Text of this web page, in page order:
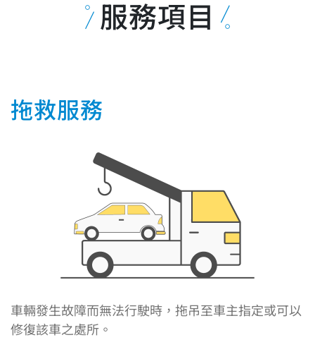
服務項目
拖救服務
車輛發生故障而無法行駛時，拖吊至車主指定或可以
修復該車之處所。